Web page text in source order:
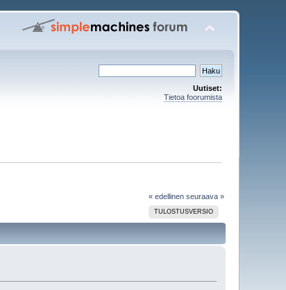
Uutiset:
Tietoa foorumista
« edellinen seuraava »
TULOSTUSVERSIO